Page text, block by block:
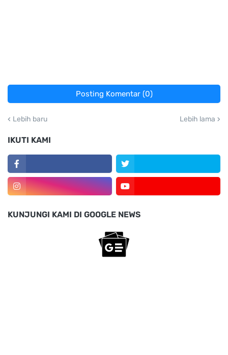
Posting Komentar (0)
Lebih baru Lebih lama
IKUTI KAMI
KUNJUNGI KAMI DI GOOGLE NEWS